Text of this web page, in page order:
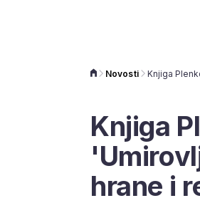
Novosti
Knjiga
hrane i